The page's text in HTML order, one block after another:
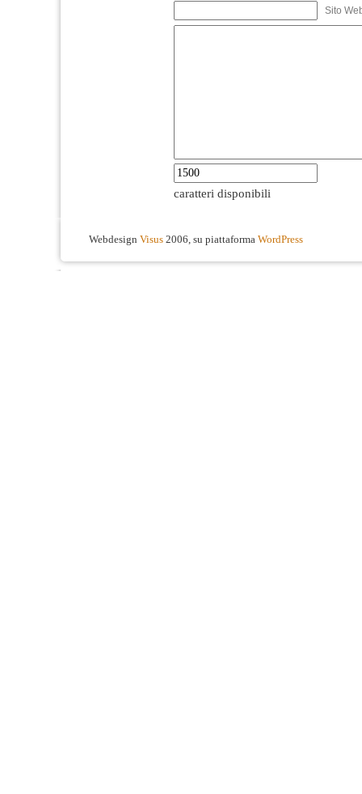
Sito
caratteri disponibili
Webdesign Visus 2006, su piattaforma WordPress